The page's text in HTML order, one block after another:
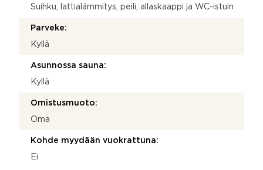
Suihku, lattialämmitys, peili, allaskaappi ja WC-istuin
Parveke:
Kyllä
Asunnossa sauna:
Kyllä
Omistusmuoto:
Oma
Kohde myydään vuokrattuna:
Ei